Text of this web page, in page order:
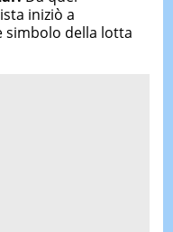
iniziò a
simbolo della lotta